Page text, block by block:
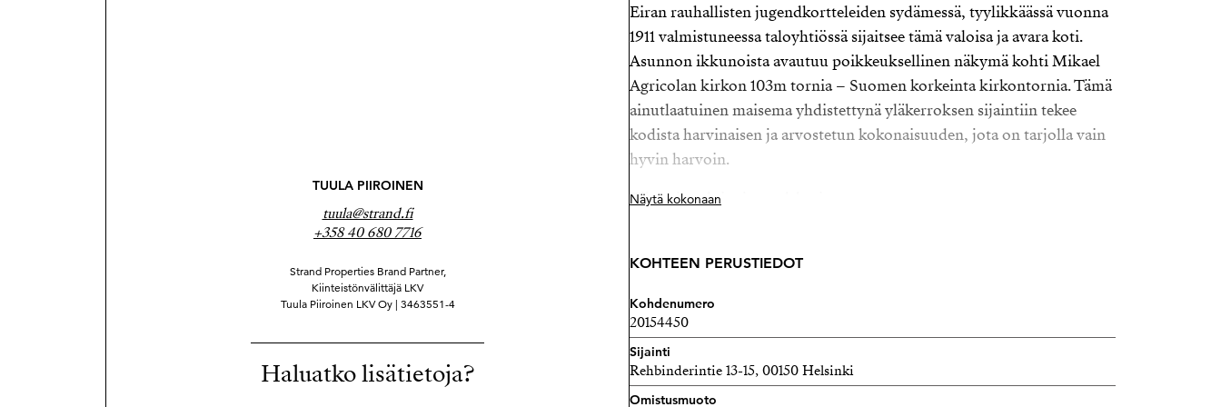
TUULA PIIROINEN
tuula@strand.fi
+358 40 680 7716
Strand Properties Brand Partner,
Kiinteistönvälittäjä LKV
Tuula Piiroinen LKV Oy | 3463551-4
Haluatko lisätietoja?
Eiran rauhallisten jugendkortteleiden sydämessä, tyylikkäässä vuonna
1911 valmistuneessa taloyhtiössä sijaitsee tämä valoisa ja avara koti.
Asunnon ikkunoista avautuu poikkeuksellinen näkymä kohti Mikael
Agricolan kirkon 103m tornia – Suomen korkeinta kirkontornia. Tämä
ainutlaatuinen maisema yhdistettynä yläkerroksen sijaintiin tekee
kodista harvinaisen ja arvostetun kokonaisuuden, jota on tarjolla vain
hyvin harvoin.
Tilava ja valoisa jugend-koti
kerros tarjoaa rauhan ja hiljaisuuden. Valoisa ja seesteinen tunnelma,
joka on tyypillinen juuri Eiran parhaimmille kodeille.
Pohjaratkaisu on selkeä ja toimiva: kaksi tilavaa makuuhuonetta,
erillinen ruokailutila sekä tilava olohuone, josta avautuu näkymä
puistomaiselle sisäpihalle ja kirkontorniin. Olohuoneen tunnelmaa
Näytä kokonaan
KOHTEEN PERUSTIEDOT
Kohdenumero
20154450
Sijainti
Rehbinderintie 13-15, 00150 Helsinki
Omistusmuoto